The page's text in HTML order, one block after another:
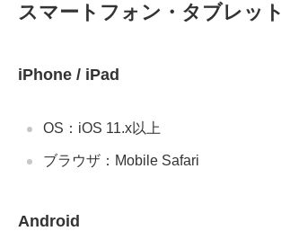
スマートフォン・タブレット
iPhone / iPad
OS：iOS 11.x以上
ブラウザ：Mobile Safari
Android